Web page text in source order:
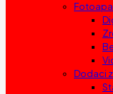
Dodaci